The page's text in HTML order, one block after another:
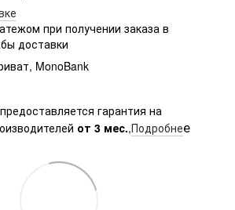
при получении заказа в
доставки
MonoBank
гарантия на
от 3 мес.,Подробнее